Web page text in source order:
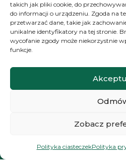
takich jak pliki cookie, do
do informacji o urządzeniu. Zgoda na
przetwarzać dane, takie jak
unikalne identyfikatory na tej stronie.
wycofanie zgody może niekorzystnie
funkcje.
Zobacz
Polityka ciasteczekPolityka
Moje
Moje